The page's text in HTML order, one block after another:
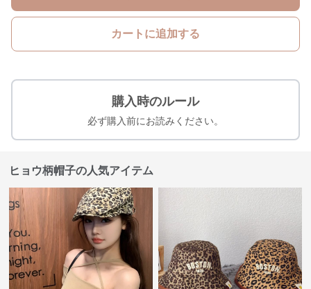
カートに追加する
購入時のルール
必ず購入前にお読みください。
ヒョウ柄帽子の人気アイテム